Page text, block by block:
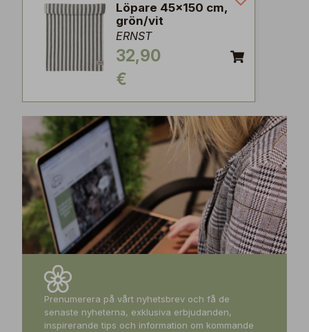
Löpare 45x150 cm,
grön/vit
ERNST
32,90
€
Prenumerera på vårt nyhetsbrev och få de
senaste nyheterna, exklusiva erbjudanden,
inspirerande tips och information om kommande